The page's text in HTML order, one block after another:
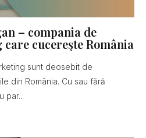
– compania de
cucereşte România
sunt deosebit de
din România. Cu sau fără
par...